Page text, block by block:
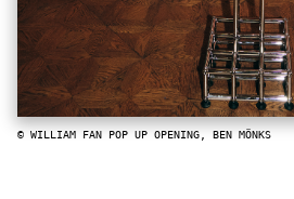
© WILLIAM FAN POP UP OPENING, BEN MÖNKS